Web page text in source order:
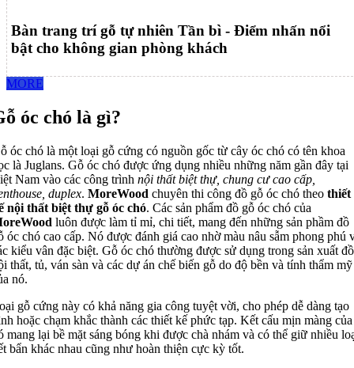
Bàn trang trí gỗ tự nhiên Tần bì - Điểm nhấn nổi
bật cho không gian phòng khách
MORE
óc chó là gì?
óc chó là một loại gỗ cứng có nguồn gốc từ cây óc chó có tên khoa
là Juglans. Gỗ óc chó được ứng dụng nhiều những năm gần đây tại
Nam vào các công trình nội thất biệt thự, chung cư cao cấp,
duplex. MoreWood chuyên thi công đồ gỗ óc chó theothiết
nội thất biệt thự gỗ óc chó. Các sản phẩm đồ gỗ óc chó của
luôn được làm tỉ mỉ, chi tiết, mang đến những sản phầm đồ
óc chó cao cấp. Nó được đánh giá cao nhờ màu nâu sẫm phong phú
kiểu vân đặc biệt. Gỗ óc chó thường được sử dụng trong sản xuất đồ
thất, tủ, ván sàn và các dự án chế biến gỗ do độ bền và tính thẩm mỹ
nó.
gỗ cứng này có khả năng gia công tuyệt vời, cho phép dễ dàng tạo
hoặc chạm khắc thành các thiết kế phức tạp. Kết cấu mịn màng của
mang lại bề mặt sáng bóng khi được chà nhám và có thể giữ nhiều
bẩn khác nhau cũng như hoàn thiện cực kỳ tốt.